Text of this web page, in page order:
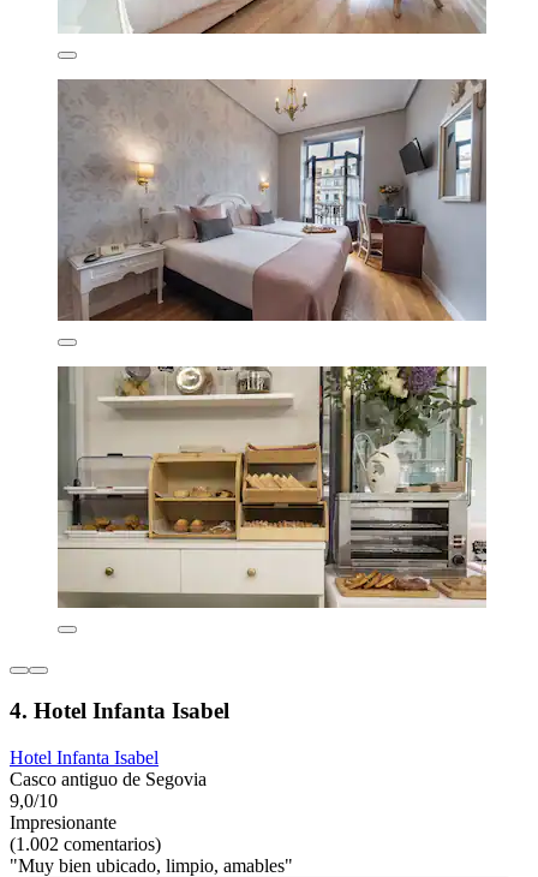
4. Hotel Infanta Isabel
Hotel Infanta Isabel
Casco antiguo de Segovia
9,0/10
Impresionante
(1.002 comentarios)
"Muy bien ubicado, limpio, amables"